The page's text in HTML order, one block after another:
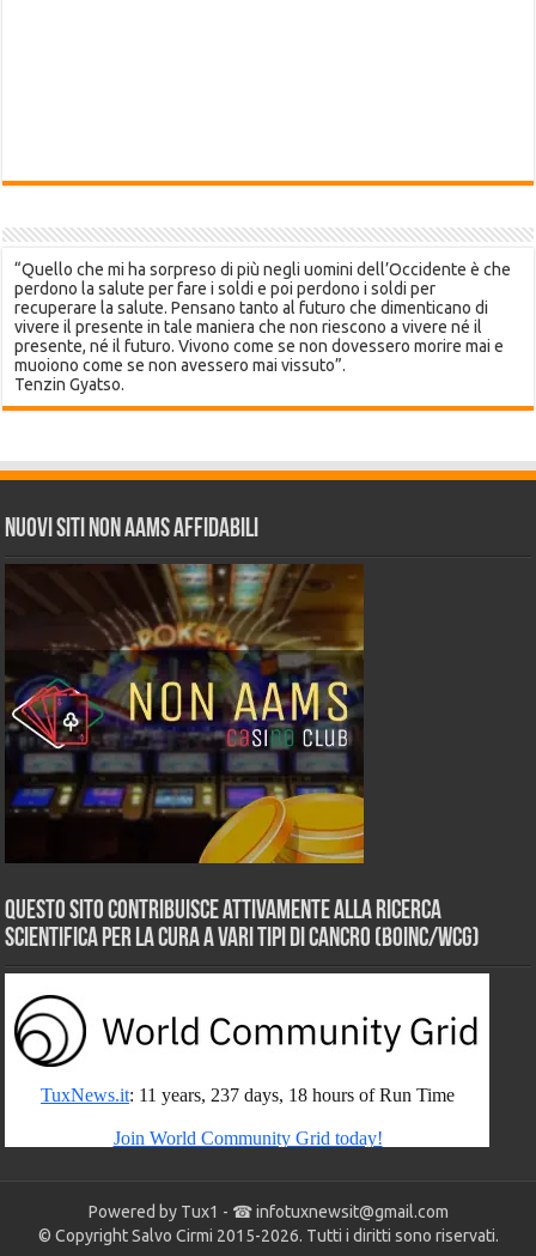
“Quello che mi ha sorpreso di più negli uomini dell’Occidente è che
perdono la salute per fare i soldi e poi perdono i soldi per
recuperare la salute. Pensano tanto al futuro che dimenticano di
vivere il presente in tale maniera che non riescono a vivere né il
presente, né il futuro. Vivono come se non dovessero morire mai e
muoiono come se non avessero mai vissuto”.
Tenzin Gyatso.
Nuovi siti non AAMS affidabili
Questo sito contribuisce attivamente alla ricerca
scientifica per la cura a vari tipi di Cancro (BOINC/WCG)
Powered by Tux1 - ☎infotuxnewsit@gmail.com
© Copyright Salvo Cirmi 2015-2026. Tutti i diritti sono riservati.